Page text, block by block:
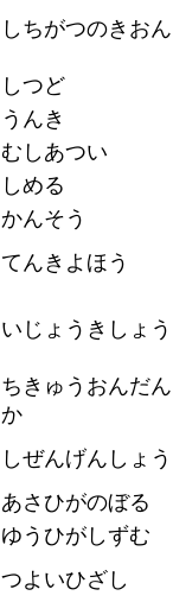
しちがつのきおん
しつど
うんき
むしあつい
しめる
かんそう
てんきよほう
いじょうきしょう
ちきゅうおんだん
か
しぜんげんしょう
あさひがのぼる
ゆうひがしずむ
つよいひざし